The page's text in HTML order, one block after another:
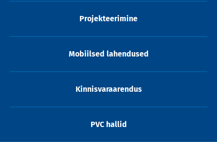
Projekteerimine
Mobiilsed lahendused
Kinnisvaraarendus
PVC hallid